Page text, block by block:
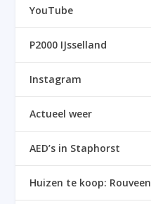
YouTube
P2000 IJsselland
Instagram
Actueel weer
AED’s in Staphorst
Huizen te koop: Rouveen